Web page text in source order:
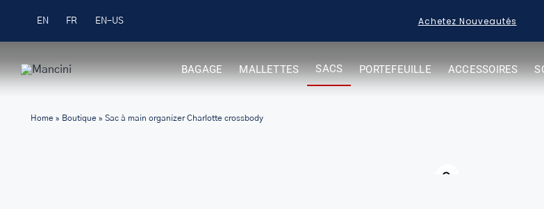
EN FR Livraison gratuite pour les commandes 99 $ + Achetez Nouveautés
BAGAGE MALLETTES SACS PORTEFEUILLE ACCESSOIRES
Home» Boutique» Sac à main organizer Charlotte crossbody